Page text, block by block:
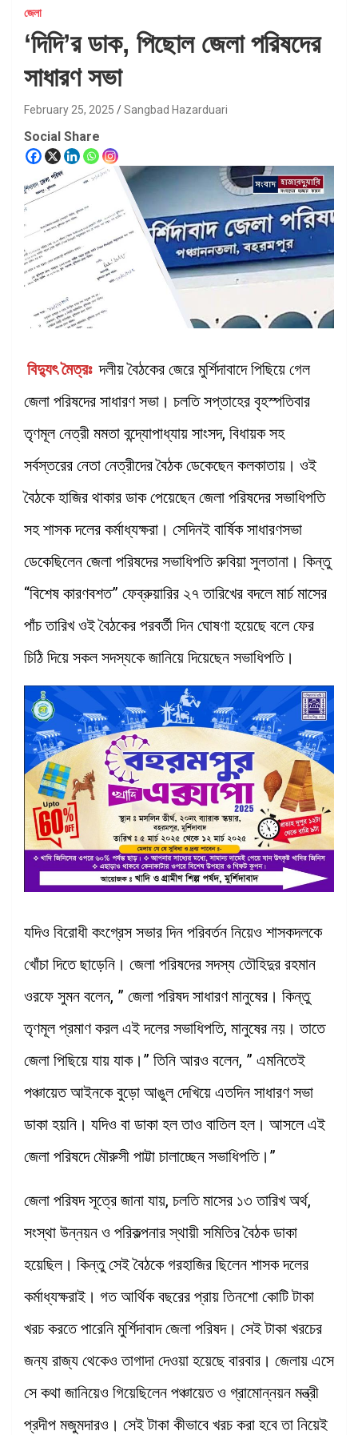
জেলা
‘দিদি’র ডাক, পিছোল জেলা পরিষদের
সাধারণ সভা
February 25, 2025 Sangbad Hazarduari
Social Share
বিদ্যুৎ মৈত্রঃ দলীয় বৈঠকের জেরে মুর্শিদাবাদে পিছিয়ে গেল
জেলা পরিষদের সাধারণ সভা। চলতি সপ্তাহের বৃহস্পতিবার
তৃণমূল নেত্রী মমতা বন্দ্যোপাধ্যায় সাংসদ, বিধায়ক সহ
সর্বস্তরের নেতা নেত্রীদের বৈঠক ডেকেছেন কলকাতায়। ওই
বৈঠকে হাজির থাকার ডাক পেয়েছেন জেলা পরিষদের সভাধিপতি
সহ শাসক দলের কর্মাধ্যক্ষরা। সেদিনই বার্ষিক সাধারণসভা
ডেকেছিলেন জেলা পরিষদের সভাধিপতি রুবিয়া সুলতানা। কিন্তু
“বিশেষ কারণবশত” ফেব্রুয়ারির ২৭ তারিখের বদলে মার্চ মাসের
পাঁচ তারিখ ওই বৈঠকের পরবর্তী দিন ঘোষণা হয়েছে বলে ফের
চিঠি দিয়ে সকল সদস্যকে জানিয়ে দিয়েছেন সভাধিপতি।
যদিও বিরোধী কংগ্রেস সভার দিন পরিবর্তন নিয়েও শাসকদলকে
খোঁচা দিতে ছাড়েনি। জেলা পরিষদের সদস্য তৌহিদুর রহমান
ওরফে সুমন বলেন, ” জেলা পরিষদ সাধারণ মানুষের। কিন্তু
তৃণমূল প্রমাণ করল এই দলের সভাধিপতি, মানুষের নয়। তাতে
জেলা পিছিয়ে যায় যাক।” তিনি আরও বলেন, ” এমনিতেই
পঞ্চায়েত আইনকে বুড়ো আঙুল দেখিয়ে এতদিন সাধারণ সভা
ডাকা হয়নি। যদিও বা ডাকা হল তাও বাতিল হল। আসলে এই
জেলা পরিষদে মৌরুসী পাট্টা চালাচ্ছেন সভাধিপতি।”
জেলা পরিষদ সূত্রে জানা যায়, চলতি মাসের ১৩ তারিখ অর্থ,
সংস্থা উন্নয়ন ও পরিকল্পনার স্থায়ী সমিতির বৈঠক ডাকা
হয়েছিল। কিন্তু সেই বৈঠকে গরহাজির ছিলেন শাসক দলের
কর্মাধ্যক্ষরাই। গত আর্থিক বছরের প্রায় তিনশো কোটি টাকা
খরচ করতে পারেনি মুর্শিদাবাদ জেলা পরিষদ। সেই টাকা খরচের
জন্য রাজ্য থেকেও তাগাদা দেওয়া হয়েছে বারবার। জেলায় এসে
সে কথা জানিয়েও গিয়েছিলেন পঞ্চায়েত ও গ্রামোন্নয়ন মন্ত্রী
প্রদীপ মজুমদারও। সেই টাকা কীভাবে খরচ করা হবে তা নিয়েই